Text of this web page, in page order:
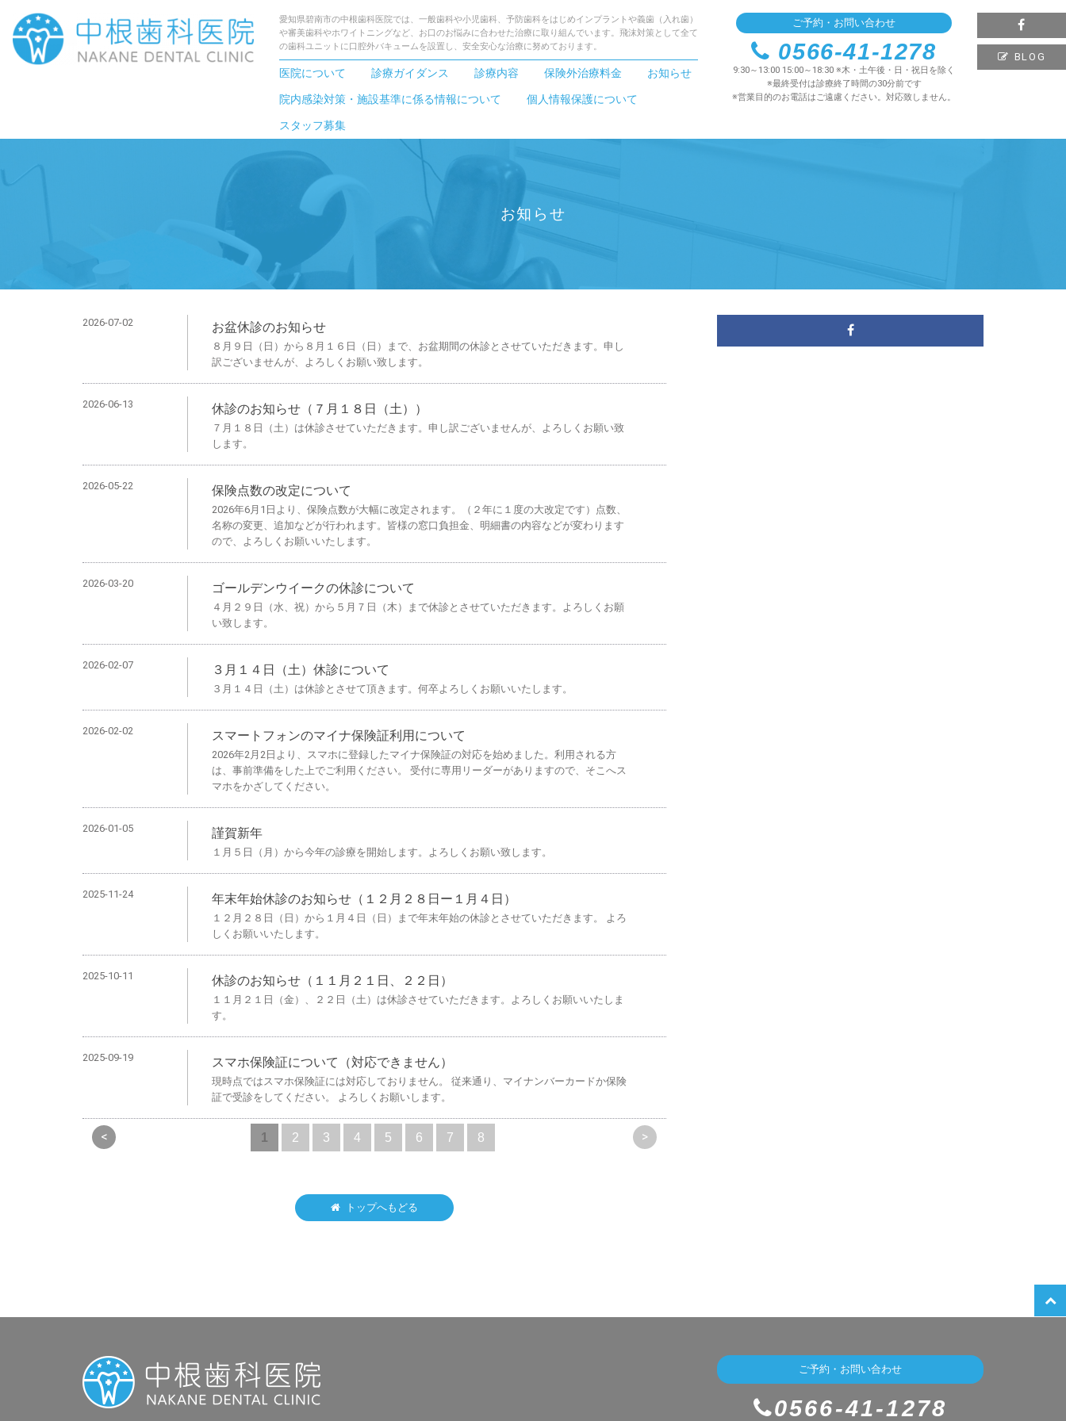
愛知県碧南市の中根歯科医院では、一般歯科や小児歯科、予防歯科をはじめインプラントや義歯（入れ歯）
や審美歯科やホワイトニングなど、お口のお悩みに合わせた治療に取り組んでいます。飛沫対策として全て
の歯科ユニットに口腔外バキュームを設置し、安全安心な治療に努めております。
医院について 診療ガイダンス 診療内容 保険外治療料金
お知らせ
院内感染対策・施設基準に係る情報について
個人情報保護について
スタッフ募集
ご予約・お問い合わせ
0566-41-1278
9:30～13:00 15:00～18:30 ※木・土午後・日・祝日を除く
※最終受付は診療終了時間の30分前です
※営業目的のお電話はご遠慮ください。対応致しません。
BLOG
お知らせ
2026-07-02 お盆休診のお知らせ
８月９日（日）から８月１６日（日）まで、お盆期間の休診とさせていただきます。申し
訳ございませんが、よろしくお願い致します。
2026-06-13 休診のお知らせ（７月１８日（土））
７月１８日（土）は休診させていただきます。申し訳ございませんが、よろしくお願い致
します。
2026-05-22 保険点数の改定について
2026年6月1日より、保険点数が大幅に改定されます。（２年に１度の大改定です）点数、
名称の変更、追加などが行われます。皆様の窓口負担金、明細書の内容などが変わります
ので、よろしくお願いいたします。
2026-03-20 ゴールデンウイークの休診について
４月２９日（水、祝）から５月７日（木）まで休診とさせていただきます。よろしくお願
い致します。
2026-02-07 ３月１４日（土）休診について
３月１４日（土）は休診とさせて頂きます。何卒よろしくお願いいたします。
2026-02-02 スマートフォンのマイナ保険証利用について
2026年2月2日より、スマホに登録したマイナ保険証の対応を始めました。利用される方
は、事前準備をした上でご利用ください。 受付に専用リーダーがありますので、そこへス
マホをかざしてください。
2026-01-05 謹賀新年
１月５日（月）から今年の診療を開始します。よろしくお願い致します。
2025-11-24 年末年始休診のお知らせ（１２月２８日ー１月４日）
１２月２８日（日）から１月４日（日）まで年末年始の休診とさせていただきます。 よろ
しくお願いいたします。
2025-10-11 休診のお知らせ（１１月２１日、２２日）
１１月２１日（金）、２２日（土）は休診させていただきます。よろしくお願いいたしま
す。
2025-09-19 スマホ保険証について（対応できません）
現時点ではスマホ保険証には対応しておりません。 従来通り、マイナンバーカードか保険
証で受診をしてください。 よろしくお願いします。
< 1 2 3 4 5 6 7 8 >
トップへもどる
ご予約・お問い合わせ
0566-41-1278